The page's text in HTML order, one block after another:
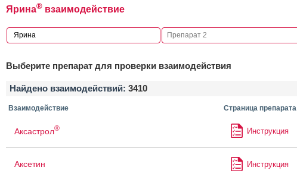
Ярина®взаимодействие
Выберите препарат для проверки взаимодействия
Найдено взаимодействий: 3410
Взаимодействие Страница препарата
Аксастрол® Инструкция
Аксетин Инструкция